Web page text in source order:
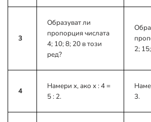
3
Образуват ли
пропорция числата
4; 10; 8; 20 в този
ред?
2;
4
Намери x, ако x : 4 =
5 : 2.
3.